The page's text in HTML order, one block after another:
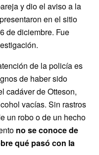
y dio el aviso a la
en el sitio
de diciembre. Fue
de la policía es
de haber sido
cadáver de Otteson,
vacías. Sin rastros
un robo o de un hecho
no se conoce de
qué pasó con la